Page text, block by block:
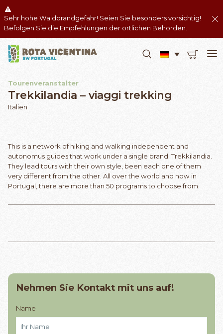
Sehr hohe Waldbrandgefahr! Seien Sie besonders vorsichtig!
Befolgen Sie die Empfehlungen der örtlichen Behörden.
Tourenveranstalter
Trekkilandia – viaggi trekking
Italien
This is a network of hiking and walking independent and
autonomus guides that work under a single brand: Trekkilandia.
They lead tours with their own style, been each one of them
very different from the other. All over the world and now in
Portugal, there are more than 50 programs to choose from.
Nehmen Sie Kontakt mit uns auf!
Name